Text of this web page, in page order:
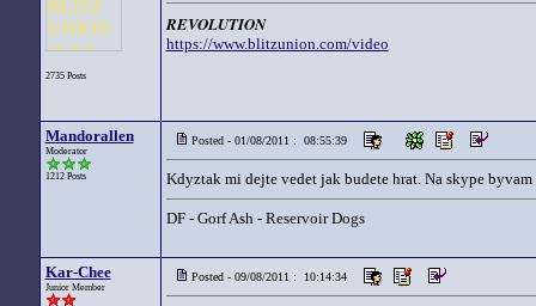
2735 Posts
REVOLUTION
https://www.blitzunion.com/video
Mandorallen
Moderator
1212 Posts
Posted - 01/08/2011 : 08:55:39
Kdyztak mi dejte vedet jak budete hrat. Na skype
DF - Gorf Ash - Reservoir Dogs
Kar-Chee
Junior Member
Posted - 09/08/2011 : 10:14:34